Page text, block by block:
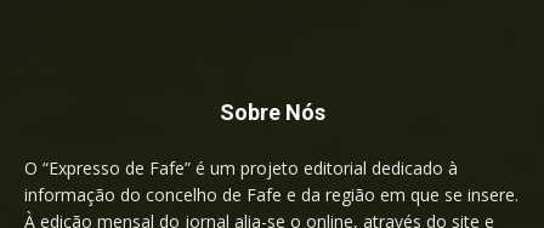
Sobre Nós
O “Expresso de Fafe” é um projeto editorial dedicado à
informação do concelho de Fafe e da região em que se insere.
À edição mensal do jornal alia-se o online, através do site e